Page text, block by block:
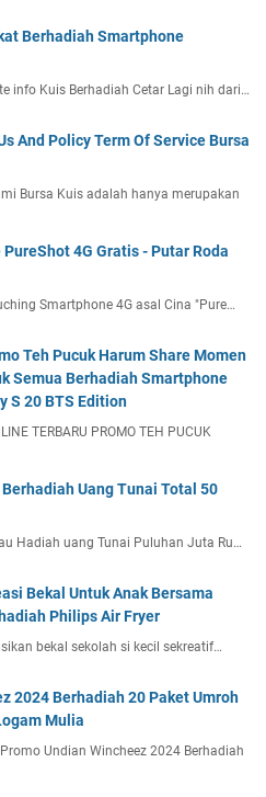
Berhadiah Smartphone
info Kuis Berhadiah Cetar Lagi nih dari…
And Policy Term Of Service Bursa
Bursa Kuis adalah hanya merupakan
4G Gratis - Putar Roda
Smartphone 4G asal Cina "Pure…
Teh Pucuk Harum Share Momen
Semua Berhadiah Smartphone
S 20 BTS Edition
TERBARU PROMO TEH PUCUK
Uang Tunai Total 50
Hadiah uang Tunai Puluhan Juta Ru…
Bekal Untuk Anak Bersama
Philips Air Fryer
bekal sekolah si kecil sekreatif…
2024 Berhadiah 20 Paket Umroh
Mulia
Undian Wincheez 2024 Berhadiah